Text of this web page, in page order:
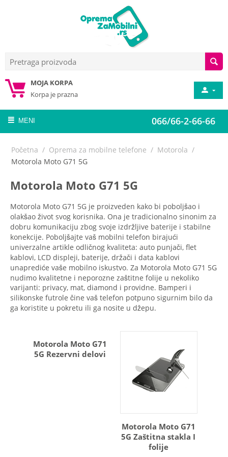
MOJA KORPA
Korpa je prazna
066/66-2-66-66
MENI
Početna / Oprema za mobilne telefone / Motorola /
Motorola Moto G71 5G
Motorola Moto G71 5G
Motorola Moto G71 5G je proizveden kako bi poboljšao i
olakšao život svog korisnika. Ona je tradicionalno sinonim za
dobru komunikaciju zbog svoje izdržljive baterije i stabilne
konekcije. Poboljšajte vaš mobilni telefon birajući
univerzalne artikle odličnog kvaliteta: auto punjači, flet
kablovi, LCD displeji, baterije, držači i data kablovi
unaprediće vaše mobilno iskustvo. Za Motorola Moto G71 5G
nudimo kvalitetne i neporozne zaštitne folije u nekoliko
varijanti: privacy, mat, diamond i providne. Bamperi i
silikonske futrole čine vaš telefon potpuno sigurnim bilo da
ga koristite u pokretu ili ga nosite u džepu.
Motorola Moto G71
5G Rezervni delovi
Motorola Moto G71
5G Zaštitna stakla I
folije